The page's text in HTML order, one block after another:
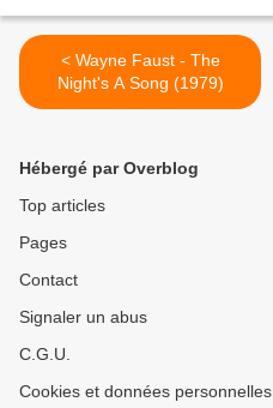
< Wayne Faust - The
Night's A Song (1979)
Hébergé par Overblog
Top articles
Pages
Contact
Signaler un abus
C.G.U.
Cookies et données personnelles